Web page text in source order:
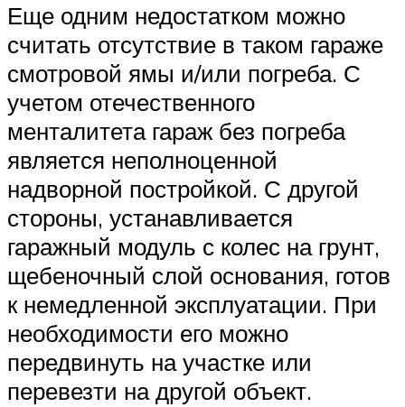
Еще одним недостатком можно
считать отсутствие в таком гараже
смотровой ямы и/или погреба. С
учетом отечественного
менталитета гараж без погреба
является неполноценной
надворной постройкой. С другой
стороны, устанавливается
гаражный модуль с колес на грунт,
щебеночный слой основания, готов
к немедленной эксплуатации. При
необходимости его можно
передвинуть на участке или
перевезти на другой объект.